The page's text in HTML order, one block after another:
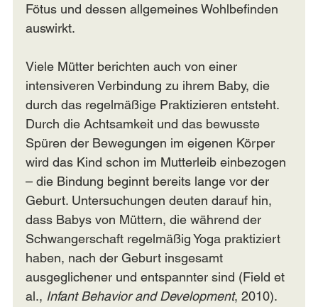
Fötus und dessen allgemeines Wohlbefinden
auswirkt.
Viele Mütter berichten auch von einer
intensiveren Verbindung zu ihrem Baby, die
durch das regelmäßige Praktizieren entsteht.
Durch die Achtsamkeit und das bewusste
Spüren der Bewegungen im eigenen Körper
wird das Kind schon im Mutterleib einbezogen
– die Bindung beginnt bereits lange vor der
Geburt. Untersuchungen deuten darauf hin,
dass Babys von Müttern, die während der
Schwangerschaft regelmäßig Yoga praktiziert
haben, nach der Geburt insgesamt
ausgeglichener und entspannter sind (Field et
al., Infant Behavior and Development, 2010).